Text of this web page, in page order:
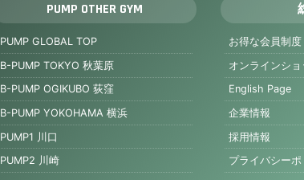
PUMP OTHER GYM
PUMP GLOBAL TOP
B-PUMP TOKYO 秋葉原
B-PUMP OGIKUBO 荻窪
B-PUMP YOKOHAMA 横浜
PUMP1 川口
PUMP2 川崎
お得な会員制度
オンラインショ
English Page
企業情報
採用情報
プライバシーポ